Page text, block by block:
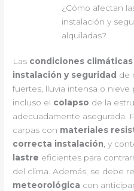
¿Cómo afectan
instalación y
alquiladas?
Las condiciones climáticas
instalación y seguridad de
fuertes, lluvia intensa o
incluso el colapso de la
adecuadamente asegurada.
carpas con materiales
correcta instalación, y
lastre eficientes para
del clima. Además, se debe
meteorológica con